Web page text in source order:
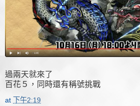
過兩天就來了
百花５，同時還有稱號挑戰
at 下午2:19